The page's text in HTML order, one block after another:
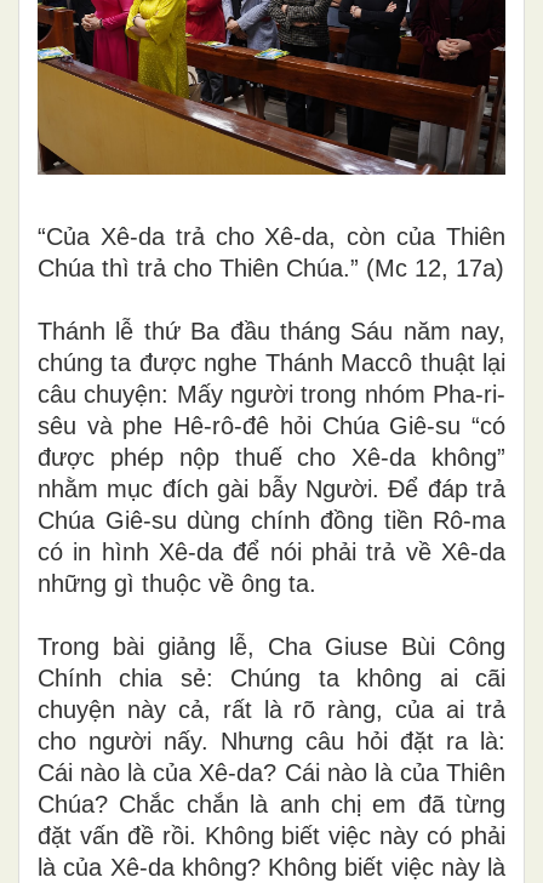
“Của Xê-da trả cho Xê-da, còn của Thiên
Chúa thì trả cho Thiên Chúa.” (Mc 12, 17a)
Thánh lễ thứ Ba đầu tháng Sáu năm nay,
chúng ta được nghe Thánh Maccô thuật lại
câu chuyện: Mấy người trong nhóm Pha-ri-
sêu và phe Hê-rô-đê hỏi Chúa Giê-su “có
được phép nộp thuế cho Xê-da không”
nhằm mục đích gài bẫy Người. Để đáp trả
Chúa Giê-su dùng chính đồng tiền Rô-ma
có in hình Xê-da để nói phải trả về Xê-da
những gì thuộc về ông ta.
Trong bài giảng lễ, Cha Giuse Bùi Công
Chính chia sẻ: Chúng ta không ai cãi
chuyện này cả, rất là rõ ràng, của ai trả
cho người nấy. Nhưng câu hỏi đặt ra là:
Cái nào là của Xê-da? Cái nào là của Thiên
Chúa? Chắc chắn là anh chị em đã từng
đặt vấn đề rồi. Không biết việc này có phải
là của Xê-da không? Không biết việc này là